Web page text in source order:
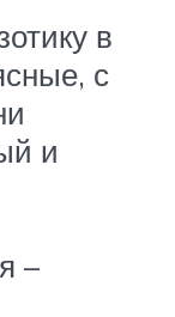
в
с
и
–